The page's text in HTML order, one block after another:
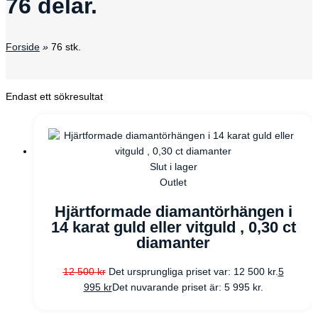
76 delar.
Forside » 76 stk.
Endast ett sökresultat
Slut i lager
Outlet
Hjärtformade diamantörhängen i
14 karat guld eller vitguld , 0,30 ct
diamanter
12 500kr Det ursprungliga priset var: 12 500 kr. 5
995 krDet nuvarande priset är: 5 995 kr.